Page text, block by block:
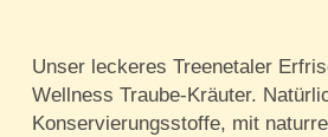
Unser leckeres Treenetaler
Wellness Traube-Kräuter.
Konservierungsstoffe, mit